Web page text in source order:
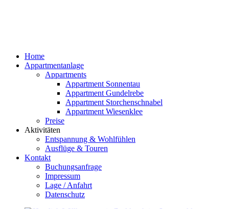
Home
Appartmentanlage
Appartments
Appartment Sonnentau
Appartment Gundelrebe
Appartment Storchenschnabel
Appartment Wiesenklee
Preise
Aktivitäten
Entspannung & Wohlfühlen
Ausflüge & Touren
Kontakt
Buchungsanfrage
Impressum
Lage / Anfahrt
Datenschutz